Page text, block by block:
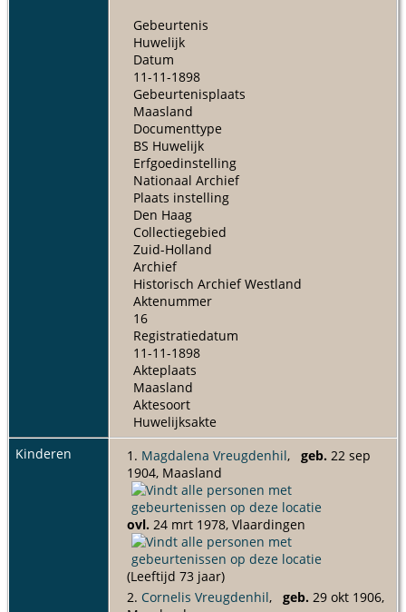
Gebeurtenis
Huwelijk
Datum
11-11-1898
Gebeurtenisplaats
Maasland
Documenttype
BS Huwelijk
Erfgoedinstelling
Nationaal Archief
Plaats instelling
Den Haag
Collectiegebied
Zuid-Holland
Archief
Historisch Archief Westland
Aktenummer
16
Registratiedatum
11-11-1898
Akteplaats
Maasland
Aktesoort
Huwelijksakte
Kinderen
1. Magdalena Vreugdenhil, geb. 22 sep
1904, Maasland
ovl. 24 mrt 1978, Vlaardingen
(Leeftijd 73 jaar)
2. Cornelis Vreugdenhil, geb. 29 okt 1906,